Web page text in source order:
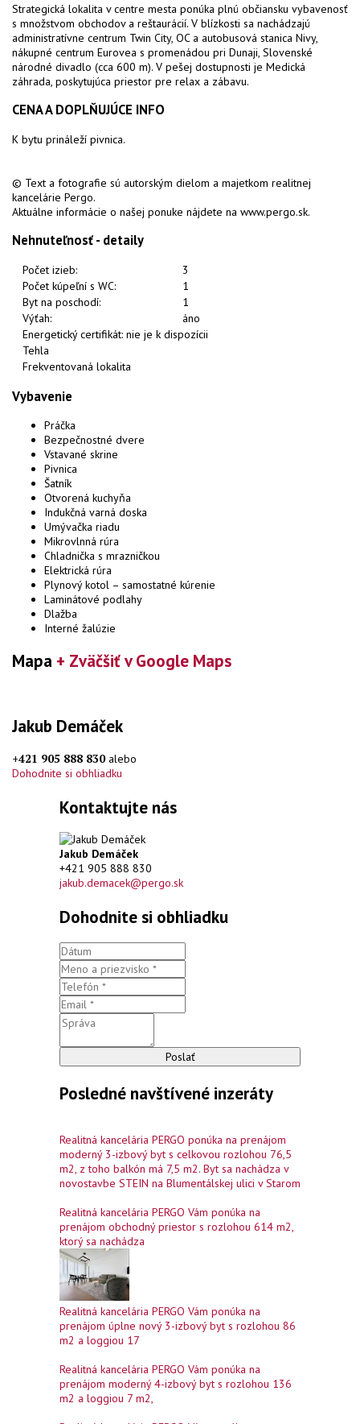
Strategická lokalita v centre mesta ponúka plnú občiansku vybavenosť
s množstvom obchodov a reštaurácií. V blízkosti sa nachádzajú
administratívne centrum Twin City, OC a autobusová stanica Nivy,
nákupné centrum Eurovea s promenádou pri Dunaji, Slovenské
národné divadlo (cca 600 m). V pešej dostupnosti je Medická
záhrada, poskytujúca priestor pre relax a zábavu.
CENA A DOPLŇUJÚCE INFO
K bytu prináleží pivnica.
© Text a fotografie sú autorským dielom a majetkom realitnej
kancelárie Pergo.
Aktuálne informácie o našej ponuke nájdete na www.pergo.sk.
Nehnuteľnosť - detaily
Počet izieb:
3
Počet kúpeľní s WC:
1
Byt na poschodí:
1
Výťah:
áno
Energetický certifikát: nie je k dispozícii
Tehla
Frekventovaná lokalita
Vybavenie
Práčka
Bezpečnostné dvere
Vstavané skrine
Pivnica
Šatník
Otvorená kuchyňa
Indukčná varná doska
Umývačka riadu
Mikrovlnná rúra
Chladnička s mrazničkou
Elektrická rúra
Plynový kotol – samostatné kúrenie
Laminátové podlahy
Dlažba
Interné žalúzie
Mapa + Zväčšiť v Google Maps
Jakub Demáček
+421 905 888 830 alebo
Dohodnite si obhliadku
Kontaktujte nás
Jakub Demáček
+421 905 888 830
jakub.demacek@pergo.sk
Dohodnite si obhliadku
Poslať
Posledné navštívené inzeráty
Realitná kancelária PERGO ponúka na prenájom
moderný 3-izbový byt s celkovou rozlohou 76,5
m2, z toho balkón má 7,5 m2. Byt sa nachádza v
novostavbe STEIN na Blumentálskej ulici v Starom
Realitná kancelária PERGO Vám ponúka na
prenájom obchodný priestor s rozlohou 614 m2,
ktorý sa nachádza
Realitná kancelária PERGO Vám ponúka na
prenájom úplne nový 3-izbový byt s rozlohou 86
m2 a loggiou 17
Realitná kancelária PERGO Vám ponúka na
prenájom moderný 4-izbový byt s rozlohou 136
m2 a loggiou 7 m2,